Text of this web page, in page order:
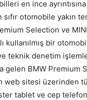
en ince ayrıntısına
sıfır otomobile yakın
Selection ve
kullanılmış bir
teknik denetim
BMW Premium
sitesi üzerinden
tablet ve cep